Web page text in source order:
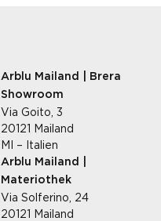
Arblu Mailand | Brera
Showroom
Via Goito, 3
20121 Mailand
MI – Italien
Arblu Mailand |
Materiothek
Via Solferino, 24
20121 Mailand